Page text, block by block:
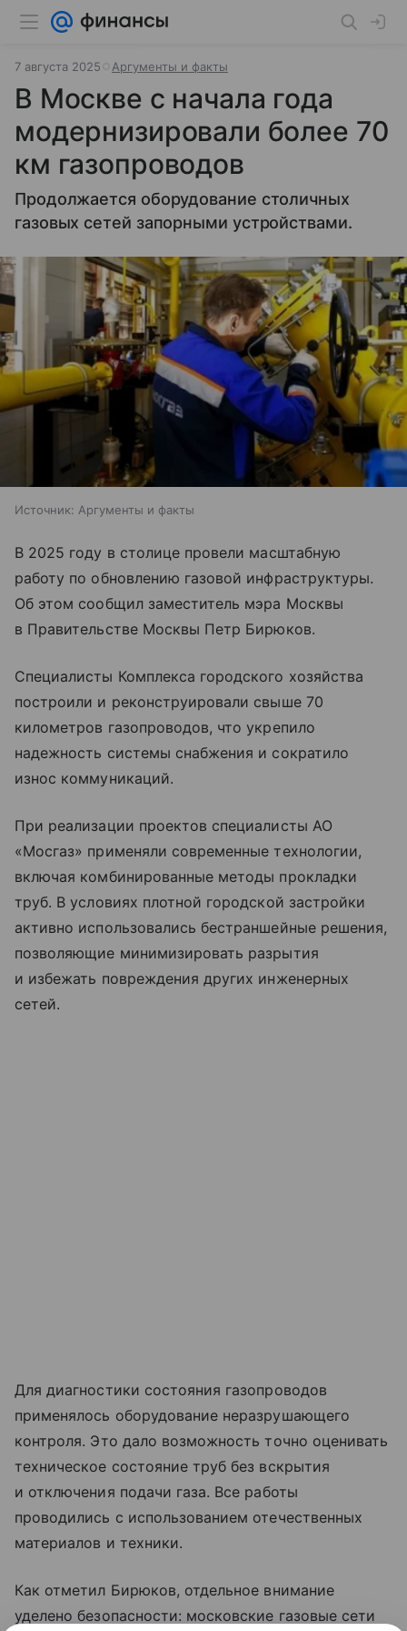
7 августа 2025 Аргументы и факты
В Москве с начала года
модернизировали более 70
км газопроводов
Продолжается оборудование столичных
газовых сетей запорными устройствами.
Источник: Аргументы и факты
В 2025 году в столице провели масштабную
работу по обновлению газовой инфраструктуры.
Об этом сообщил заместитель мэра Москвы
в Правительстве Москвы Петр Бирюков.
Специалисты Комплекса городского хозяйства
построили и реконструировали свыше 70
километров газопроводов, что укрепило
надежность системы снабжения и сократило
износ коммуникаций.
При реализации проектов специалисты АО
«Мосгаз» применяли современные технологии,
включая комбинированные методы прокладки
труб. В условиях плотной городской застройки
активно использовались бестраншейные решения,
позволяющие минимизировать разрытия
и избежать повреждения других инженерных
сетей.
Для диагностики состояния газопроводов
применялось оборудование неразрушающего
контроля. Это дало возможность точно оценивать
техническое состояние труб без вскрытия
и отключения подачи газа. Все работы
проводились с использованием отечественных
материалов и техники.
Как отметил Бирюков, отдельное внимание
уделено безопасности: московские газовые сети